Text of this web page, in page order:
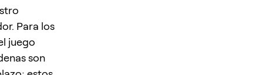
Para los
juego
son